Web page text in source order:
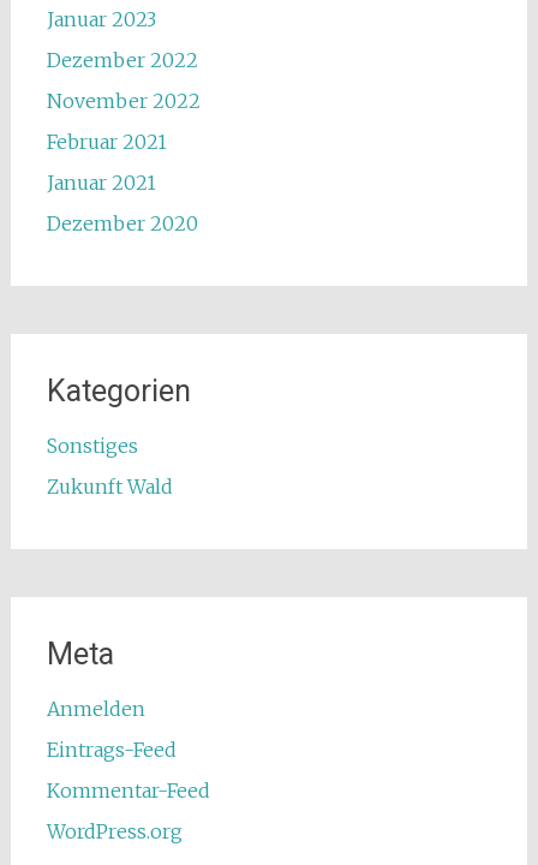
Januar 2023
Dezember 2022
November 2022
Februar 2021
Januar 2021
Dezember 2020
Kategorien
Sonstiges
Zukunft Wald
Meta
Anmelden
Eintrags-Feed
Kommentar-Feed
WordPress.org